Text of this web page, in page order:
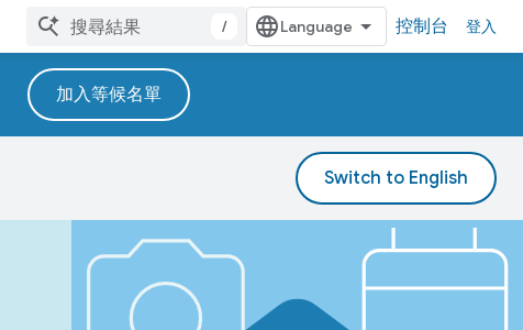
/ 控制台 登入
加入等候名單